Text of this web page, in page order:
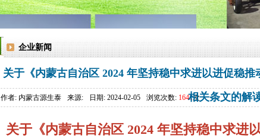
企业新闻
关于《内蒙古自治区 2024 年坚持稳中求进以进促稳
相关条文的解
作者: 内蒙古源生泰 来源: 日期: 2024-02-05 浏览次数: 1641次
关于《内蒙古自治区 2024 年坚持稳中求进